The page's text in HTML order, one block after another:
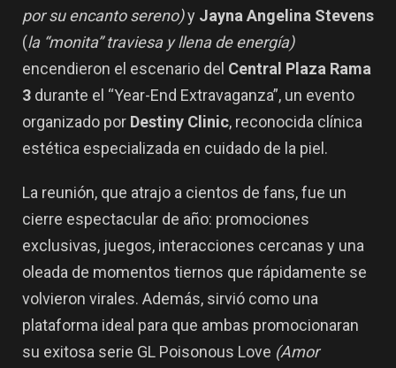
por su encanto sereno)y Jayna Angelina Stevens
(la “monita”traviesa y llena de energía)
encendieron el escenario del Central Plaza Rama
3 durante el “Year-End Extravaganza”, un evento
organizado por Destiny Clinic, reconocida clínica
estética especializada en cuidado de la piel.
La reunión, que atrajo a cientos de fans, fue un
cierre espectacular de año: promociones
exclusivas, juegos, interacciones cercanas y una
oleada de momentos tiernos que rápidamente se
volvieron virales. Además, sirvió como una
plataforma ideal para que ambas promocionaran
su exitosa serie GL Poisonous Love (Amor